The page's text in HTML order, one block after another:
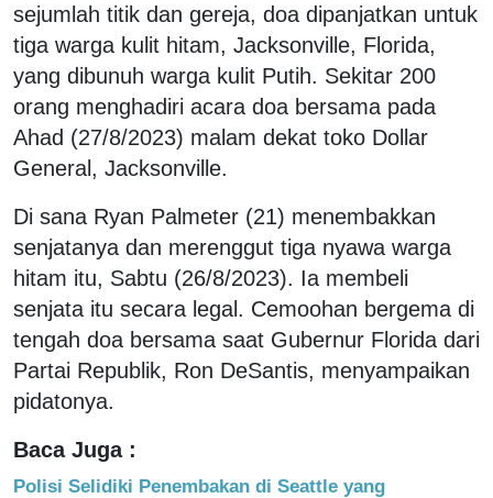
sejumlah titik dan gereja, doa dipanjatkan untuk
tiga warga kulit hitam, Jacksonville, Florida,
yang dibunuh warga kulit Putih. Sekitar 200
orang menghadiri acara doa bersama pada
Ahad (27/8/2023) malam dekat toko Dollar
General, Jacksonville.
Di sana Ryan Palmeter (21) menembakkan
senjatanya dan merenggut tiga nyawa warga
hitam itu, Sabtu (26/8/2023). Ia membeli
senjata itu secara legal. Cemoohan bergema di
tengah doa bersama saat Gubernur Florida dari
Partai Republik, Ron DeSantis, menyampaikan
pidatonya.
Baca Juga :
Polisi Selidiki Penembakan di Seattle yang